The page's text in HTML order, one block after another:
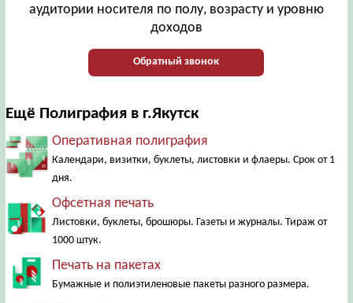
аудитории носителя по полу, возрасту и уровню
доходов
Обратный звонок
Ещё Полиграфия в г.Якутск
Оперативная полиграфия
Календари, визитки, буклеты, листовки и флаеры. Срок от 1
дня.
Офсетная печать
Листовки, буклеты, брошюры. Газеты и журналы. Тираж от
1000 штук.
Печать на пакетах
Бумажные и полиэтиленовые пакеты разного размера.